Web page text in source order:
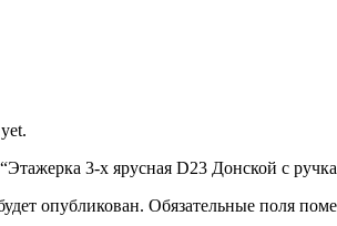
3-х ярусная D23 Донской с
опубликован. Обязательные поля